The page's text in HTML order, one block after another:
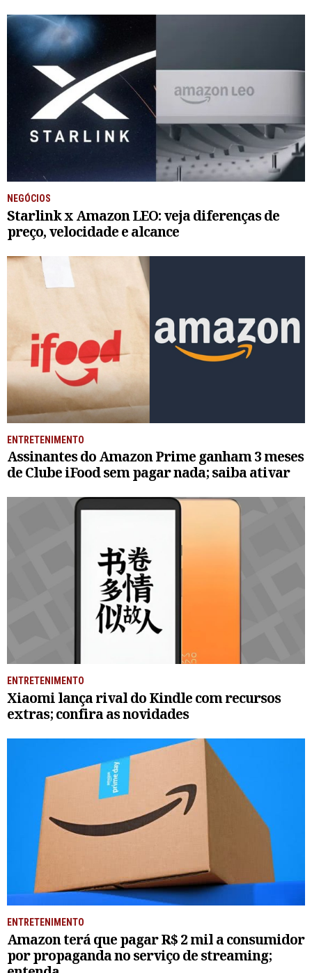
NEGÓCIOS
Starlink x Amazon LEO: veja diferenças de
preço, velocidade e alcance
ENTRETENIMENTO
Assinantes do Amazon Prime ganham 3 meses
de Clube iFood sem pagar nada; saiba ativar
ENTRETENIMENTO
Xiaomi lança rival do Kindle com recursos
extras; confira as novidades
ENTRETENIMENTO
Amazon terá que pagar R$ 2 mil a consumidor
por propaganda no serviço de streaming;